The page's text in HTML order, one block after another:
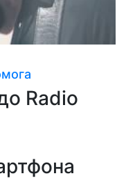
Radio